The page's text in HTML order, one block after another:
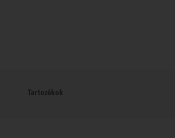
Tartozékok